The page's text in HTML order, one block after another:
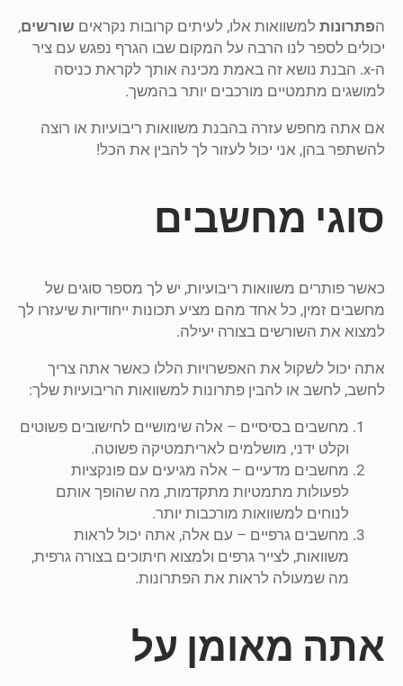
הפתרונות למשוואות אלו, לעיתים קרובות נקראים שורשים,
יכולים לספר לנו הרבה על המקום שבו הגרף נפגש עם ציר
ה-x. הבנת נושא זה באמת מכינה אותך לקראת כניסה
למושגים מתמטיים מורכבים יותר בהמשך.
אם אתה מחפש עזרה בהבנת משוואות ריבועיות או רוצה
להשתפר בהן, אני יכול לעזור לך להבין את הכל!
סוגי מחשבים
כאשר פותרים משוואות ריבועיות, יש לך מספר סוגים של
מחשבים זמין, כל אחד מהם מציע תכונות ייחודיות שיעזרו לך
למצוא את השורשים בצורה יעילה.
אתה יכול לשקול את האפשרויות הללו כאשר אתה צריך
לחשב, לחשב או להבין פתרונות למשוואות הריבועיות שלך:
מחשבים בסיסיים – אלה שימושיים לחישובים פשוטים
וקלט ידני, מושלמים לאריתמטיקה פשוטה.
מחשבים מדעיים – אלה מגיעים עם פונקציות
לפעולות מתמטיות מתקדמות, מה שהופך אותם
לנוחים למשוואות מורכבות יותר.
מחשבים גרפיים – עם אלה, אתה יכול לראות
משוואות, לצייר גרפים ולמצוא חיתוכים בצורה גרפית,
מה שמעולה לראות את הפתרונות.
אתה מאומן על